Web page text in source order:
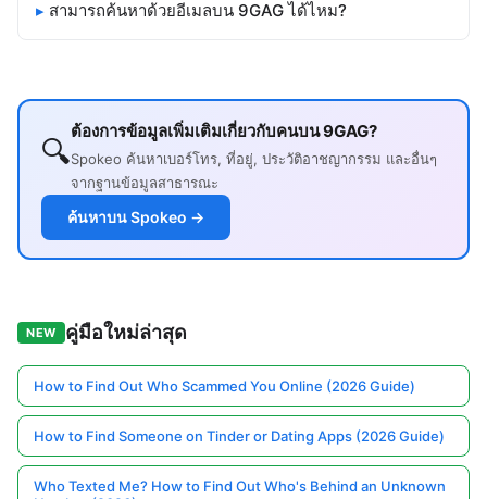
สามารถค้นหาด้วยอีเมลบน 9GAG ได้ไหม?
🔍
ต้องการข้อมูลเพิ่มเติมเกี่ยวกับคนบน 9GAG?
Spokeo ค้นหาเบอร์โทร, ที่อยู่, ประวัติอาชญากรรม และอื่นๆ
จากฐานข้อมูลสาธารณะ
ค้นหาบน Spokeo →
NEW คู่มือใหม่ล่าสุด
How to Find Out Who Scammed You Online (2026 Guide)
How to Find Someone on Tinder or Dating Apps (2026 Guide)
Who Texted Me? How to Find Out Who's Behind an Unknown